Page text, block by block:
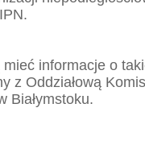
informacje o
z Oddziałową
Białymstoku.